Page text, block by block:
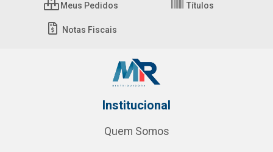
Meus Pedidos Títulos
Notas Fiscais
Institucional
Quem Somos